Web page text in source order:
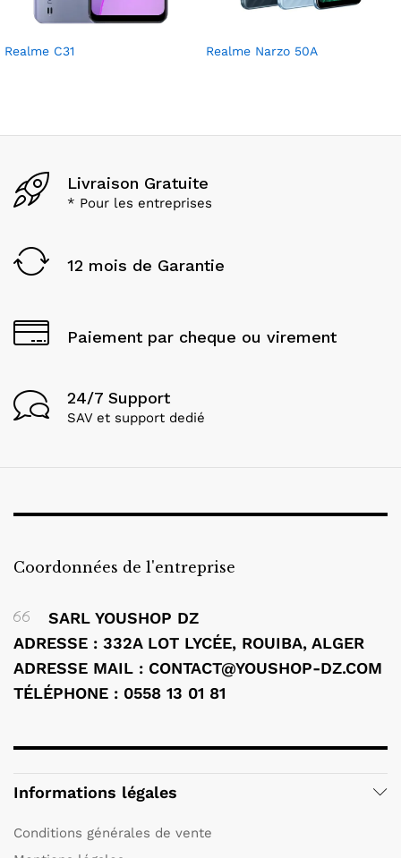
Realme C31 Realme Narzo 50A
Livraison Gratuite
* Pour les entreprises
12 mois de Garantie
Paiement par cheque ou virement
24/7 Support
SAV et support dedié
Coordonnées de l'entreprise
SARL YOUSHOP DZ
ADRESSE : 332A LOT LYCÉE, ROUIBA, ALGER
ADRESSE MAIL : CONTACT@YOUSHOP-DZ.COM
TÉLÉPHONE : 0558 13 01 81
Informations légales
Conditions générales de vente